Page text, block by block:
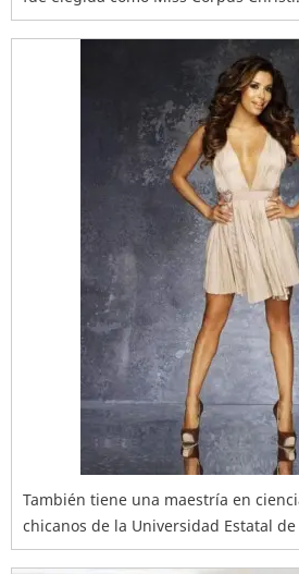
También tiene una maestría en
chicanos de la Universidad Estatal